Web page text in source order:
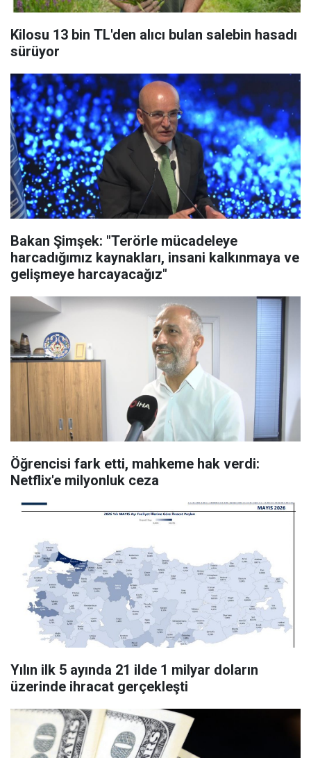
Kilosu 13 bin TL'den alıcı bulan salebin hasadı
sürüyor
Bakan Şimşek: "Terörle mücadeleye
harcadığımız kaynakları, insani kalkınmaya ve
gelişmeye harcayacağız"
Öğrencisi fark etti, mahkeme hak verdi:
Netflix'e milyonluk ceza
Yılın ilk 5 ayında 21 ilde 1 milyar doların
üzerinde ihracat gerçekleşti